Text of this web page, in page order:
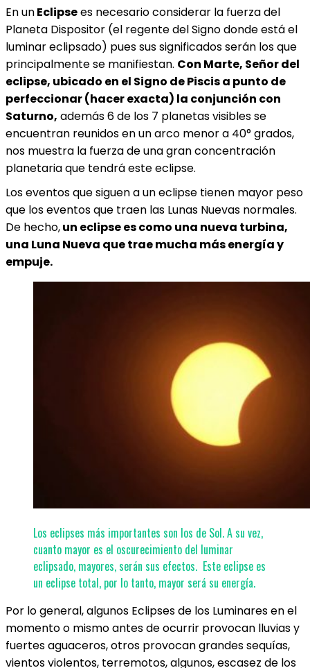
En unEclipsees necesario considerar la fuerza del
Planeta Dispositor (el regente del Signo donde está el
luminar eclipsado) pues sus significados serán los que
principalmente se manifiestan. Con Marte, Señor del
eclipse, ubicado en el Signo de Piscis a punto de
perfeccionar (hacer exacta) la conjunción con
Saturno, además 6 de los 7 planetas visibles se
encuentran reunidos en un arco menor a 40° grados,
nos muestra la fuerza de una gran concentración
planetaria que tendrá este eclipse.
Los eventos que siguen a un eclipse tienen mayor peso
que los eventos que traen las Lunas Nuevas normales.
De hecho,un eclipse es como una nueva turbina,
una Luna Nueva que trae mucha más energía y
empuje.
Los eclipses más importantes son los de Sol. A su vez,
cuanto mayor es el oscurecimiento del luminar
eclipsado, mayores, serán sus efectos. Este eclipse es
un eclipse total, por lo tanto, mayor será su energía.
Por lo general, algunos Eclipses de los Luminares en el
momento o mismo antes de ocurrir provocan lluvias y
fuertes aguaceros, otros provocan grandes sequías,
vientos violentos, terremotos, algunos, escasez de los